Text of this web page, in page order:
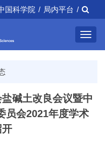
国科学院 / 局内平台 /
碱土改良会议暨中
员会2021年度学术
开